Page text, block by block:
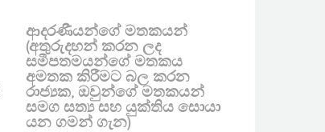
ආදරණීයන්ගේ මතකයන්
(අතුරුදහන් කරන ලද
සමීපතමයන්ගේ මතකය
අමතක කිරීමට බල කරන
රාජ්‍යක, ඔවුන්ගේ මතකයන්
සමග සත්‍ය සහ යුක්තිය සොයා
යන ගමන් ගැන)